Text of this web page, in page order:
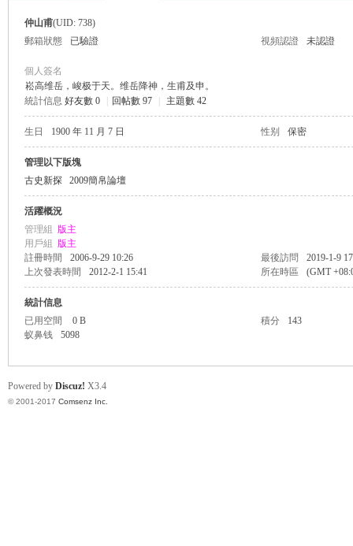
仲山甫(UID: 738)
郵箱狀態
已驗證 視頻認證 未認證
個人簽名
崧高维岳，峻极于天。维岳降神，生甫及申。
統計信息 好友數 0 回帖數 97 主題數 42
生日 1900 年 11 月 7 日 性别 保密
管理以下版塊
古史新探
2009簡帛論壇
活躍概況
管理組 版主
用戶組 版主
註冊時間
2006-9-29 10:26 最後訪問
2019-1-9
上次發表時間
2012-2-1 15:41 所在時區 (GMT
統計信息
已用空間
0 B 積分
143
蚁鼻钱
5098
Powered by Discuz! X3.4
© 2001-2017 Comsenz Inc.